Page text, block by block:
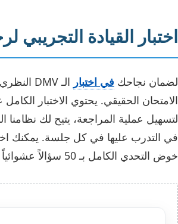
اختبار القيادة التجريبي
لضمان نجاحك في اختبار الـ DMV النظري
الامتحان الحقيقي. يحتوي الاختبار الكامل على 50 سؤالاً تغطي كافة قوانين
لتسهيل عملية المراجعة، يتيح لك نظامنا
خوض التحدي الكامل بـ 50 سؤالاً عشوائياً لتقييم جاهزيتك النهائية.